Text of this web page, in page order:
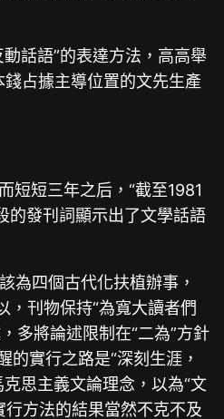
話語”的表達方法，高高舉
占據主導位置的文先生產
短短三年之后，“截至1981
的發刊詞顯示出了文學話語
為四個古代化扶植辦事，
，刊物保持“為寬大讀者們
多將論述限制在“二為”方針
的實行之路是“深刻生涯，
思主義文論理念，以為“文
方法的結果當然不克不及